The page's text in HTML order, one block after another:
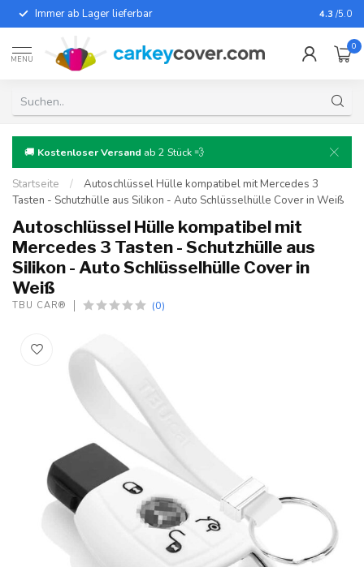
Immer ab Lager lieferbar Für fast
4.3 /5.0
MENU
0
🚚 Kostenloser Versand ab 2 Stück 💨
Startseite /
Autoschlüssel Hülle kompatibel mit Mercedes 3
Tasten - Schutzhülle aus Silikon - Auto Schlüsselhülle Cover in Weiß
Autoschlüssel Hülle kompatibel mit
Mercedes 3 Tasten - Schutzhülle aus
Silikon - Auto Schlüsselhülle Cover in
Weiß
TBU CAR® (0)